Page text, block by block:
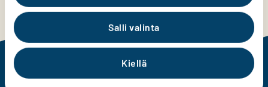
Salli valinta
Kiellä
Tilaa uutiskirje tästä